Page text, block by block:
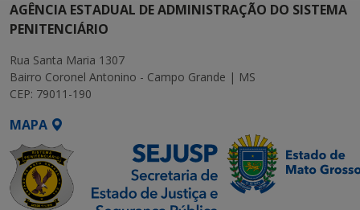
AGÊNCIA ESTADUAL DE ADMINISTRAÇÃO DO SISTEMA
PENITENCIÁRIO
Rua Santa Maria 1307
Bairro Coronel Antonino - Campo Grande | MS
CEP: 79011-190
MAPA